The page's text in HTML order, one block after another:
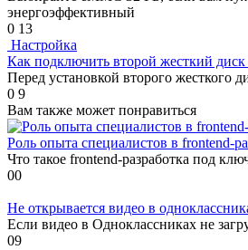
энергоэффективный
0 13
Настройка
Как подключить второй жесткий
Перед установкой второго жесткого
0 9
Вам также может понравиться
Роль опыта специалистов в frontend-
Что такое frontend-разработка под
00
Не открывается видео в
Если видео в Одноклассниках не
09